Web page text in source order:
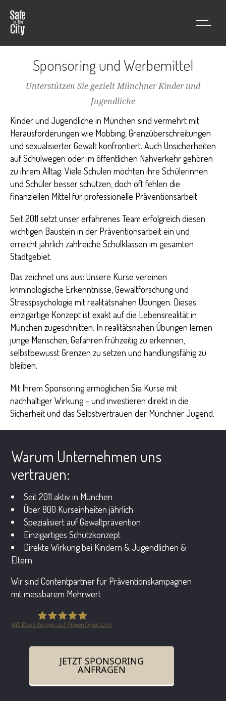
Sponsoring und Werbemittel
Unterstützen Sie gezielt Münchner Kinder und
Jugendliche
Kinder und Jugendliche in München sind vermehrt mit
Herausforderungen wie Mobbing, Grenzüberschreitungen
und sexualisierter Gewalt konfrontiert. Auch Unsicherheiten
auf Schulwegen oder im öffentlichen Nahverkehr gehören
zu ihrem Alltag. Viele Schulen möchten ihre Schülerinnen
und Schüler besser schützen, doch oft fehlen die
finanziellen Mittel für professionelle Präventionsarbeit.
Seit 2011 setzt unser erfahrenes Team erfolgreich diesen
wichtigen Baustein in der Präventionsarbeit ein und
erreicht jährlich zahlreiche Schulklassen im gesamten
Stadtgebiet.
Das zeichnet uns aus: Unsere Kurse vereinen
kriminologische Erkenntnisse, Gewaltforschung und
Stresspsychologie mit realitätsnahen Übungen. Dieses
einzigartige Konzept ist exakt auf die Lebensrealität in
München zugeschnitten. In realitätsnahen Übungen lernen
junge Menschen, Gefahren frühzeitig zu erkennen,
selbstbewusst Grenzen zu setzen und handlungsfähig zu
bleiben.
Mit Ihrem Sponsoring ermöglichen Sie Kurse mit
nachhaltiger Wirkung – und investieren direkt in die
Sicherheit und das Selbstvertrauen der Münchner Jugend.
Warum Unternehmen uns
vertrauen:
Seit 2011 aktiv in München
Über 800 Kurseinheiten jährlich
Spezialisiert auf Gewaltprävention
Einzigartiges Schutzkonzept
Direkte Wirkung bei Kindern & Jugendlichen &
Eltern
Wir sind Contentpartner für Präventionskampagnen
mit messbarem Mehrwert
Safe in the City GmbH
445 Bewertungen auf ProvenExpert.com
JETZT SPONSORING
ANFRAGEN